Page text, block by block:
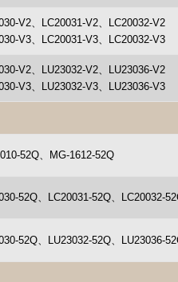
V2、LC20031-V2、LC20032-V2
V3、LC20031-V3、LC20032-V3
V2、LU23032-V2、LU23036-V2
V3、LU23032-V3、LU23036-V3
52Q、MG-1612-52Q
52Q、LC20031-52Q、LC20032-
52Q、LU23032-52Q、LU23036-